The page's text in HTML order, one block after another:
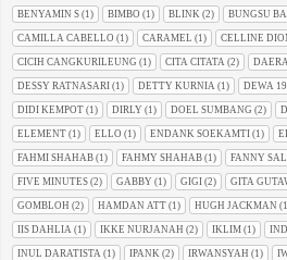
BENYAMIN S (1) BIMBO (1) BLINK (2) BUNGSU
CAMILLA CABELLO (1) CARAMEL (1) CELLINE
CICIH CANGKURILEUNG (1) CITA CITATA (2)
DESSY RATNASARI (1) DETTY KURNIA (1) DEWA 19
DIDI KEMPOT (1) DIRLY (1) DOEL SUMBANG (2)
ELEMENT (1) ELLO (1) ENDANK SOEKAMTI (1)
FAHMI SHAHAB (1) FAHMY SHAHAB (1) FANNY
FIVE MINUTES (2) GABBY (1) GIGI (2) GITA
GOMBLOH (2) HAMDAN ATT (1) HUGH JACKMAN
IIS DAHLIA (1) IKKE NURJANAH (2) IKLIM (1)
INUL DARATISTA (1) IPANK (2) IRWANSYAH (1)